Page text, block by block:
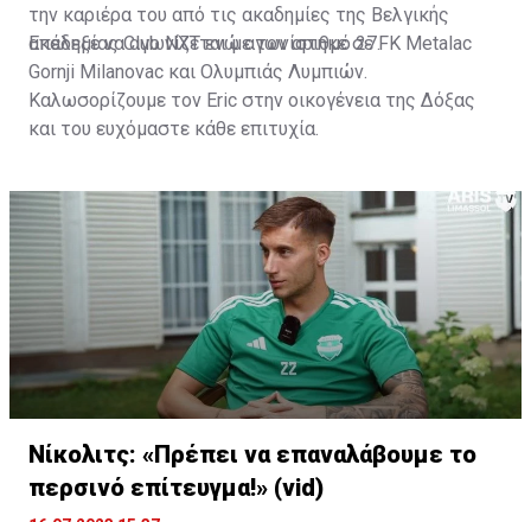
την καριέρα του από τις ακαδημίες της Βελγικής
ακαδημίας Club NXT ενώ αγωνίστηκε σε FK Metalac
Gornji Milanovac και Ολυμπιάς Λυμπιών.
Επέλεξε να αγωνίζεται με τον αριθμό 27.
Καλωσορίζουμε τον Eric στην οικογένεια της Δόξας
και του ευχόμαστε κάθε επιτυχία.
Νίκολιτς: «Πρέπει να επαναλάβουμε το
περσινό επίτευγμα!» (vid)